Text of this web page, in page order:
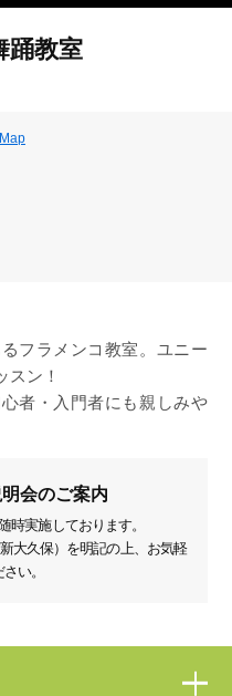
踊教室
フラメンコ教室。ユニー
スン！
者・入門者にも親しみや
会のご案内
実施しております。
大久保）を明記の上、お気軽
い。